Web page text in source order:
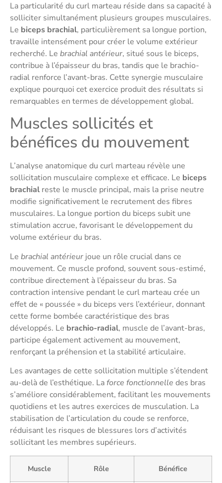
La particularité du curl marteau réside dans sa capacité à
solliciter simultanément plusieurs groupes musculaires.
Le biceps brachial, particulièrement sa longue portion,
travaille intensément pour créer le volume extérieur
recherché. Le brachial antérieur, situé sous le biceps,
contribue à l’épaisseur du bras, tandis que le brachio-
radial renforce l’avant-bras. Cette synergie musculaire
explique pourquoi cet exercice produit des résultats si
remarquables en termes de développement global.
Muscles sollicités et
bénéfices du mouvement
L’analyse anatomique du curl marteau révèle une
sollicitation musculaire complexe et efficace. Le biceps
brachial reste le muscle principal, mais la prise neutre
modifie significativement le recrutement des fibres
musculaires. La longue portion du biceps subit une
stimulation accrue, favorisant le développement du
volume extérieur du bras.
Le brachial antérieur joue un rôle crucial dans ce
mouvement. Ce muscle profond, souvent sous-estimé,
contribue directement à l’épaisseur du bras. Sa
contraction intensive pendant le curl marteau crée un
effet de « poussée » du biceps vers l’extérieur, donnant
cette forme bombée caractéristique des bras
développés. Le brachio-radial, muscle de l’avant-bras,
participe également activement au mouvement,
renforçant la préhension et la stabilité articulaire.
Les avantages de cette sollicitation multiple s’étendent
au-delà de l’esthétique. Laforce fonctionnelle des bras
s’améliore considérablement, facilitant les mouvements
quotidiens et les autres exercices de musculation. La
stabilisation de l’articulation du coude se renforce,
réduisant les risques de blessures lors d’activités
sollicitant les membres supérieurs.
Muscle Rôle Bénéfice